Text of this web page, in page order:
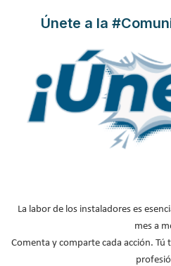
u
r
MÁS SOBRE
¿Que es una torre de
Gases refrigerantes
Refrigeración comercial
Enfriamiento
Glosario de términos
Únete a la
La labor de los instaladores es
mes a
Comenta y comparte cada acción. Tú